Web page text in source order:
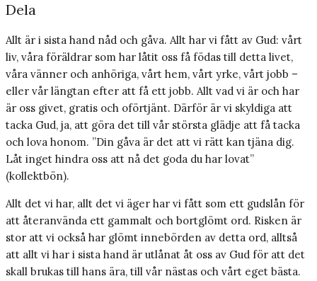
Dela
Allt är i sista hand nåd och gåva. Allt har vi fått av Gud: vårt
liv, våra föräldrar som har låtit oss få födas till detta livet,
våra vänner och anhöriga, vårt hem, vårt yrke, vårt jobb –
eller vår längtan efter att få ett jobb. Allt vad vi är och har
är oss givet, gratis och oförtjänt. Därför är vi skyldiga att
tacka Gud, ja, att göra det till vår största glädje att få tacka
och lova honom. ”Din gåva är det att vi rätt kan tjäna dig.
Låt inget hindra oss att nå det goda du har lovat”
(kollektbön).
Allt det vi har, allt det vi äger har vi fått som ett gudslån för
att återanvända ett gammalt och bortglömt ord. Risken är
stor att vi också har glömt innebörden av detta ord, alltså
att allt vi har i sista hand är utlånat åt oss av Gud för att det
skall brukas till hans ära, till vår nästas och vårt eget bästa.